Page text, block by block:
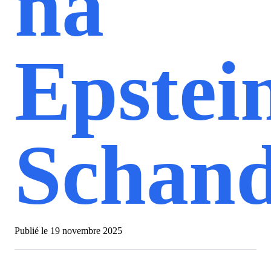
Publié le 19 novembre 2025